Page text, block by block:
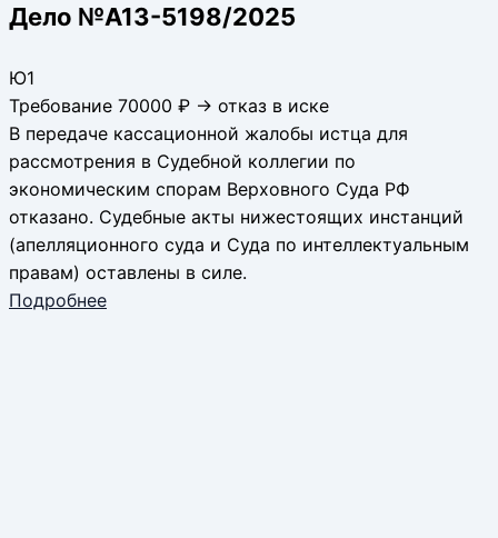
Дело №А13-5198/2025
Ю1
Требование 70000 ₽ → отказ в иске
В передаче кассационной жалобы истца для
рассмотрения в Судебной коллегии по
экономическим спорам Верховного Суда РФ
отказано. Судебные акты нижестоящих инстанций
(апелляционного суда и Суда по интеллектуальным
правам) оставлены в силе.
Подробнее